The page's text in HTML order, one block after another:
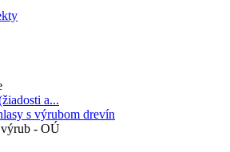
a...
s výrubom drevín
- OÚ